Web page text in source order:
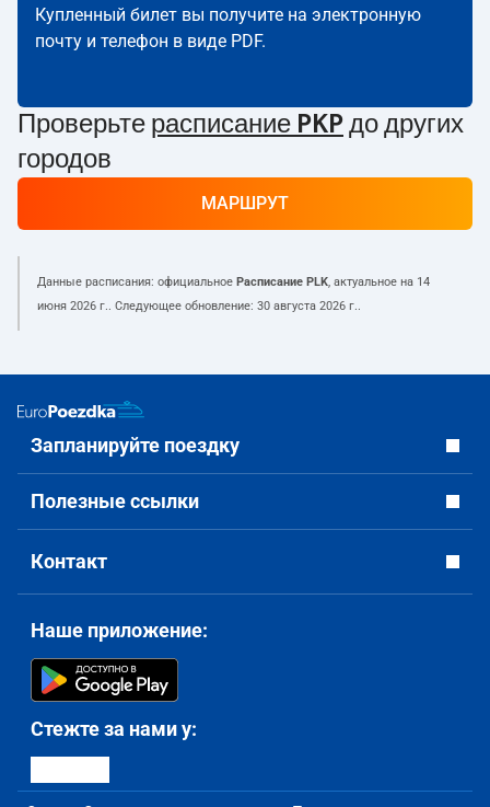
Купленный билет вы получите на электронную
почту и телефон в виде PDF.
Проверьте расписание PKP до других
городов
МАРШРУТ
Данные расписания: официальное Расписание PLK, актуальное на 14
июня 2026 г.. Следующее обновление: 30 августа 2026 г..
Запланируйте поездку
Полезные ссылки
Контакт
Наше приложение:
Стежте за нами у: